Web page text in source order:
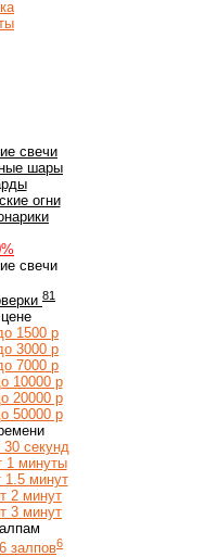
свечи
шары
огни
свечи
81
1500 р
3000 р
7000 р
10000 р
20000 р
50000 р
30 секунд
1 минуты
1.5 минут
2 минут
3 минут
залпов6